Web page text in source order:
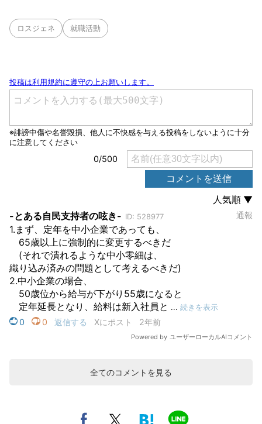
ロスジェネ 就職活動
全てのコメントを見る